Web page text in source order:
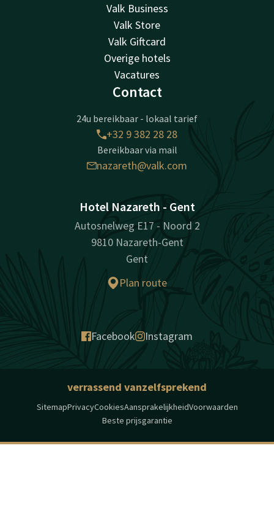
Valk Business
Valk Store
Valk Giftcard
Overige hotels
Vacatures
Contact
24u bereikbaar - lokaal tarief
+32 9 382 28 28
Bereikbaar via mail
nazareth@valk.com
Hotel Nazareth - Gent
Autosnelweg E17 - Noord 2
9810 Nazareth-Gent
Gent
Plan route
Facebook Instagram
verrassend vanzelfsprekend
SitemapPrivacyCookiesAansprakelijkheidVoorwaarden
Beste prijsgarantie